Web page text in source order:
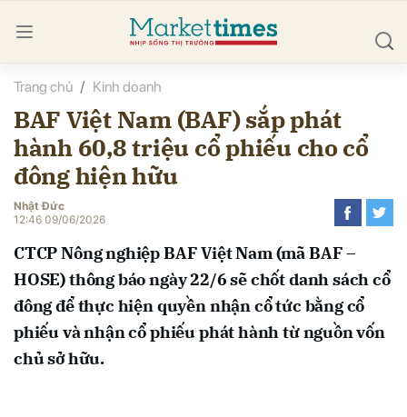
Trang chủ Kinh doanh
BAF Việt Nam (BAF) sắp phát
hành 60,8 triệu cổ phiếu cho cổ
đông hiện hữu
Nhật Đức
12:46 09/06/2026
CTCP Nông nghiệp BAF Việt Nam (mã BAF –
HOSE) thông báo ngày 22/6 sẽ chốt danh sách cổ
đông để thực hiện quyền nhận cổ tức bằng cổ
phiếu và nhận cổ phiếu phát hành từ nguồn vốn
chủ sở hữu.
luận